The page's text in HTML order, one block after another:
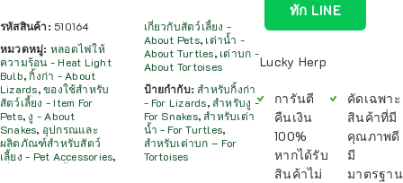
รหัสสินค้า: 510164
หมวดหมู่: หลอดไฟให้
ความร้อน - Heat Light
Bulb,กิ้งก่า - About
Lizards,ของใช้สำหรับ
สัตว์เลี้ยง - Item For
Pets, งู - About
Snakes, อุปกรณและ
ผลิตภัณฑ์สำหรับสัตว์
เลี้ยง - Pet Accessories,
เกี่ยวกับสัตว์เลี้ยง -
About Pets, เต่าน้ำ -
About Turtles, เต่าบก -
About Tortoises
ป้ายกำกับ:สำหรับกิ้งก่า
- For Lizards,สำหรับงู -
For Snakes,สำหรับเต่า
น้ำ - For Turtles,
สำหรับเต่าบก – For
Tortoises
ทัก LINE
Lucky Herp
การันตี
คืนเงิน
100%
หากได้รับ
สินค้าไม่
คัดเฉพาะ
สินค้าที่มี
คุณภาพดี
มี
มาตรฐาน